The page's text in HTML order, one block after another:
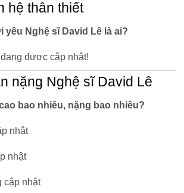
hệ thân thiết
yêu Nghệ sĩ David Lê là ai?
được cập nhật!
nặng Nghệ sĩ David Lê
bao nhiêu, nặng bao nhiêu?
nhật
nhật
cập nhật